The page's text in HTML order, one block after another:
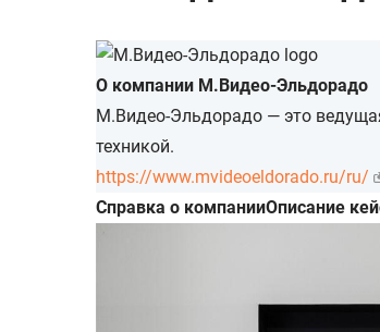
О компании М.Видео-Эльдорадо
М.Видео-Эльдорадо — это
техникой.
https://www.mvideoeldorado.ru/ru/
Cправка о компанииОписание